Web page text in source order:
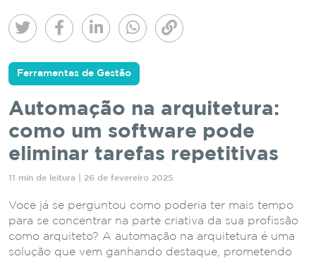
Ferramentas de Gestão
Automação na arquitetura:
como um software pode
eliminar tarefas repetitivas
11 min de leitura | 26 de fevereiro 2025
Você já se perguntou como poderia ter mais tempo
para se concentrar na parte criativa da sua profissão
como arquiteto? A automação na arquitetura é uma
solução que vem ganhando destaque, prometendo